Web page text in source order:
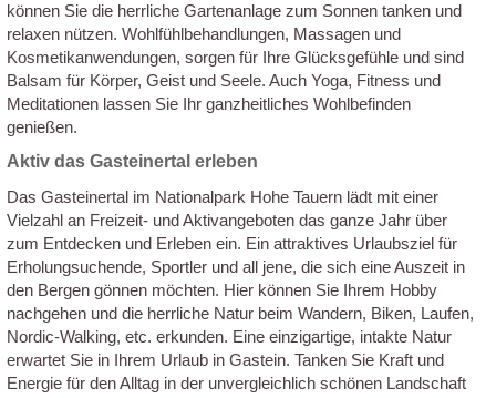
können Sie die herrliche Gartenanlage zum Sonnen tanken und
relaxen nützen. Wohlfühlbehandlungen, Massagen und
Kosmetikanwendungen, sorgen für Ihre Glücksgefühle und sind
Balsam für Körper, Geist und Seele. Auch Yoga, Fitness und
Meditationen lassen Sie Ihr ganzheitliches Wohlbefinden
genießen.
Aktiv das Gasteinertal erleben
Das Gasteinertal im Nationalpark Hohe Tauern lädt mit einer
Vielzahl an Freizeit- und Aktivangeboten das ganze Jahr über
zum Entdecken und Erleben ein. Ein attraktives Urlaubsziel für
Erholungsuchende, Sportler und all jene, die sich eine Auszeit in
den Bergen gönnen möchten. Hier können Sie Ihrem Hobby
nachgehen und die herrliche Natur beim Wandern, Biken, Laufen,
Nordic-Walking, etc. erkunden. Eine einzigartige, intakte Natur
erwartet Sie in Ihrem Urlaub in Gastein. Tanken Sie Kraft und
Energie für den Alltag in der unvergleichlich schönen Landschaft